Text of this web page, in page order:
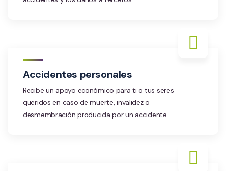
Accidentes personales
Recibe un apoyo económico para ti o tus seres
queridos en caso de muerte, invalidez o
desmembración producida por un accidente.